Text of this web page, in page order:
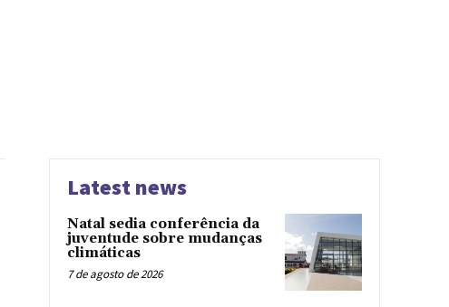
Latest news
Natal sedia conferência da
juventude sobre mudanças
climáticas
7 de agosto de 2026